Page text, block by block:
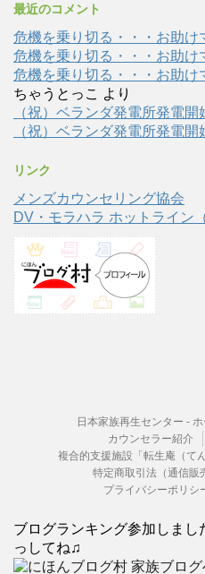
最近のコメント
危機を乗り切る・・・お助け
危機を乗り切る・・・お助け
危機を乗り切る・・・お助け
ちゃうとっこ より
（祝）ベランダ発電所発電開
（祝）ベランダ発電所発電開
リンク
メンズカウンセリング協会
DV・モラハラ ホットライン
日本家族再生センター -
カウンセラー紹介
複合的支援施設「転生庵（て
特定商取引法（通信販
プライバシーポリシ
ブログランキング参加しま
っしてね♫